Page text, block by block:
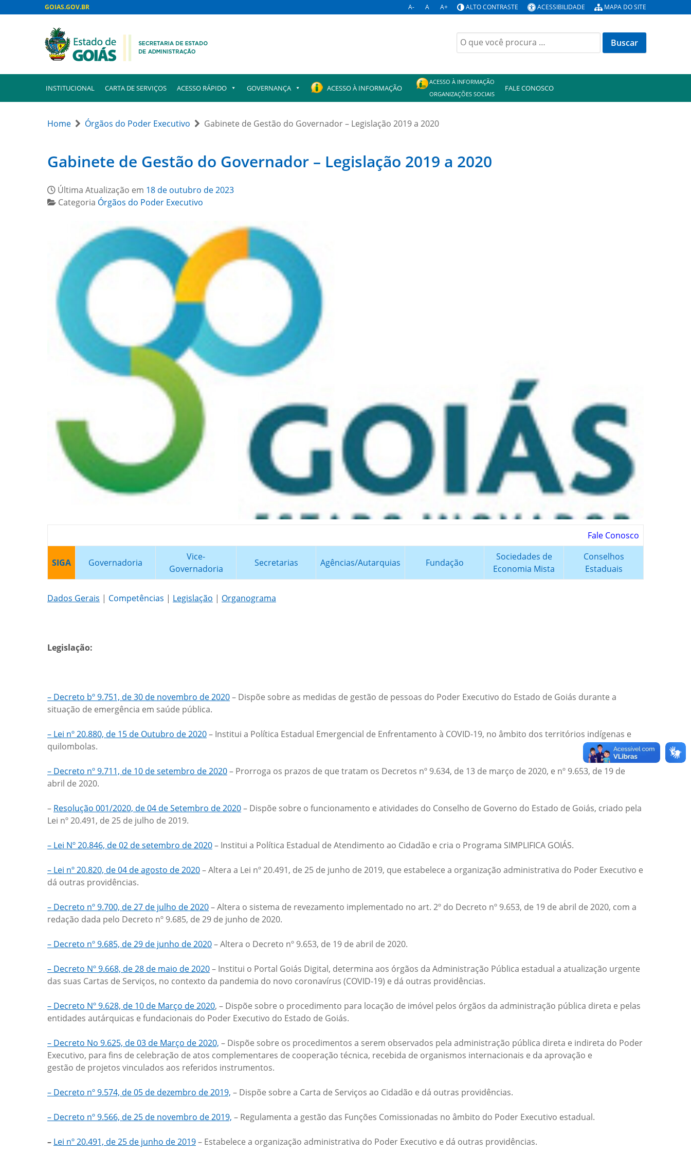
GOIAS.GOV.BR A- A A+ ALTO CONTRASTE ACESSIBILIDADE MAPA DO SITE
Buscar
por:
INSTITUCIONAL CARTA DE SERVIÇOS ACESSO RÁPIDO GOVERNANÇA ACESSO À INFORMAÇÃO
ACESSO À INFORMAÇÃO
ORGANIZAÇÕES SOCIAIS
FALE CONOSCO
Home Órgãos do Poder Executivo Gabinete de Gestão do Governador – Legislação 2019 a 2020
Gabinete de Gestão do Governador – Legislação 2019 a 2020
Última Atualização em 18 de outubro de 2023
Categoria Órgãos do Poder Executivo
Fale Conosco
SIGA Governadoria
Vice-
Governadoria
Secretarias Agências/Autarquias Fundação
Sociedades de
Economia Mista
Conselhos
Estaduais
Dados Gerais | Competências | Legislação | Organograma
Legislação:
– Decreto bº 9.751, de 30 de novembro de 2020– Dispõe sobre as medidas de gestão de pessoas do Poder Executivo do Estado de Goiás durante a
situação de emergência em saúde pública.
– Lei nº 20.880, de 15 de Outubro de 2020– Institui a Política Estadual Emergencial de Enfrentamento à COVID-19, no âmbito dos territórios indígenas e
quilombolas.
– Decreto nº 9.711, de 10 de setembro de 2020– Prorroga os prazos de que tratam os Decretos nº 9.634, de 13 de março de 2020, e nº 9.653, de 19 de
abril de 2020.
– Resolução 001/2020, de 04 de Setembro de 2020– Dispõe sobre o funcionamento e atividades do Conselho de Governo do Estado de Goiás, criado pela
Lei nº 20.491, de 25 de julho de 2019.
– Lei Nº 20.846, de 02 de setembro de 2020– Institui a Política Estadual de Atendimento ao Cidadão e cria o Programa SIMPLIFICA GOIÁS.
– Lei nº 20.820, de 04 de agosto de 2020– Altera a Lei nº 20.491, de 25 de junho de 2019, que estabelece a organização administrativa do Poder Executivo e
dá outras providências.
– Decreto nº 9.700, de 27 de julho de 2020– Altera o sistema de revezamento implementado no art. 2º do Decreto nº 9.653, de 19 de abril de 2020, com a
redação dada pelo Decreto nº 9.685, de 29 de junho de 2020.
– Decreto nº 9.685, de 29 de junho de 2020– Altera o Decreto nº 9.653, de 19 de abril de 2020.
– Decreto Nº 9.668, de 28 de maio de 2020– Institui o Portal Goiás Digital, determina aos órgãos da Administração Pública estadual a atualização urgente
das suas Cartas de Serviços, no contexto da pandemia do novo coronavírus (COVID-19) e dá outras providências.
– Decreto Nº 9.628, de 10 de Março de 2020, – Dispõe sobre o procedimento para locação de imóvel pelos órgãos da administração pública direta e pelas
entidades autárquicas e fundacionais do Poder Executivo do Estado de Goiás.
– Decreto No 9.625, de 03 de Março de 2020, – Dispõe sobre os procedimentos a serem observados pela administração pública direta e indireta do Poder
Executivo, para fins de celebração de atos complementares de cooperação técnica, recebida de organismos internacionais e da aprovação e
gestão de projetos vinculados aos referidos instrumentos.
– Decreto nº 9.574, de 05 de dezembro de 2019, – Dispõe sobre a Carta de Serviços ao Cidadão e dá outras providências.
– Decreto nº 9.566, de 25 de novembro de 2019, – Regulamenta a gestão das Funções Comissionadas no âmbito do Poder Executivo estadual.
– Lei nº 20.491, de 25 de junho de 2019– Estabelece a organização administrativa do Poder Executivo e dá outras providências.